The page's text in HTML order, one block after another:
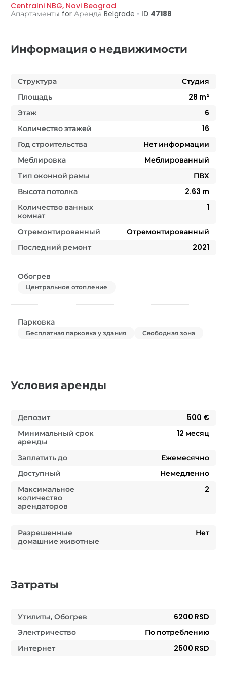
Centralni NBG, Novi Beograd
Апартаменты for Аренда Belgrade • ID 47188
Информация о недвижимости
Структура
Студия
Площадь
28 m²
Этаж
6
Количество этажей
16
Год строительства
Нет информации
Меблировка
Меблированный
Тип оконной рамы
ПВХ
Высота потолка
2.63 m
Количество ванных
комнат
1
Отремонтированный
Отремонтированный
Последний ремонт
2021
Обогрев
Центральное отопление
Парковка
Бесплатная парковка у здания Свободная зона
Условия аренды
Депозит
500 €
Минимальный срок
аренды
12 месяц
Заплатить до
Ежемесячно
Доступный
Немедленно
Максимальное
количество
арендаторов
2
Разрешенные
домашние животные
Нет
Затраты
Утилиты, Обогрев
6200 RSD
Электричество
По потреблению
Интернет
2500 RSD